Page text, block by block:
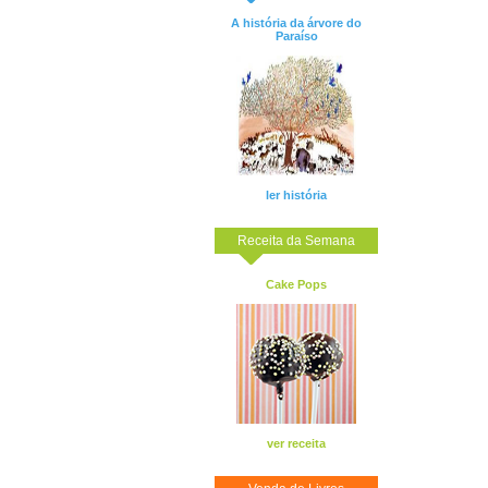
A história da árvore do
Paraíso
ler história
Receita da Semana
Cake Pops
ver receita